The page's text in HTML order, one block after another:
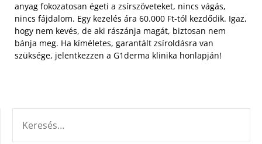
anyag fokozatosan égeti a zsírszöveteket, nincs vágás,
nincs fájdalom. Egy kezelés ára 60.000 Ft-tól kezdődik. Igaz,
hogy nem kevés, de aki rászánja magát, biztosan nem
bánja meg. Ha kíméletes, garantált zsíroldásra van
szüksége, jelentkezzen a G1derma klinika honlapján!